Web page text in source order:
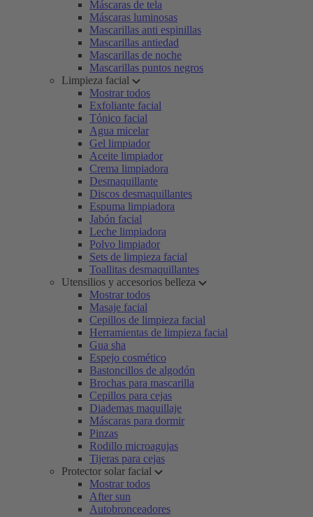
Máscaras de tela
Máscaras luminosas
Mascarillas anti espinillas
Mascarillas antiedad
Mascarillas de noche
Mascarillas puntos negros
Limpieza facial
Mostrar todos
Exfoliante facial
Tónico facial
Agua micelar
Gel limpiador
Aceite limpiador
Crema limpiadora
Desmaquillante
Discos desmaquillantes
Espuma limpiadora
Jabón facial
Leche limpiadora
Polvo limpiador
Sets de limpieza facial
Toallitas desmaquillantes
Utensilios y accesorios belleza
Mostrar todos
Masaje facial
Cepillos de limpieza facial
Herramientas de limpieza facial
Gua sha
Espejo cosmético
Bastoncillos de algodón
Brochas para mascarilla
Cepillos para cejas
Diademas maquillaje
Máscaras para dormir
Pinzas
Rodillo microagujas
Tijeras para cejas
Protector solar facial
Mostrar todos
After sun
Autobronceadores